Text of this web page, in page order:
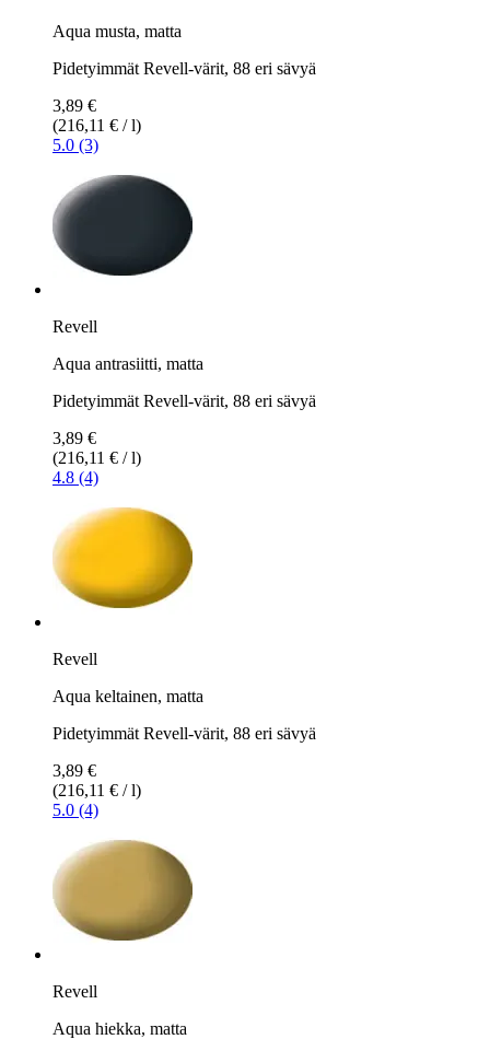
Aqua musta, matta
Pidetyimmät Revell-värit, 88 eri sävyä
3,89 €
(216,11 € / l)
5.0 (3)
Revell
Aqua antrasiitti, matta
Pidetyimmät Revell-värit, 88 eri sävyä
3,89 €
(216,11 € / l)
4.8 (4)
Revell
Aqua keltainen, matta
Pidetyimmät Revell-värit, 88 eri sävyä
3,89 €
(216,11 € / l)
5.0 (4)
Revell
Aqua hiekka, matta